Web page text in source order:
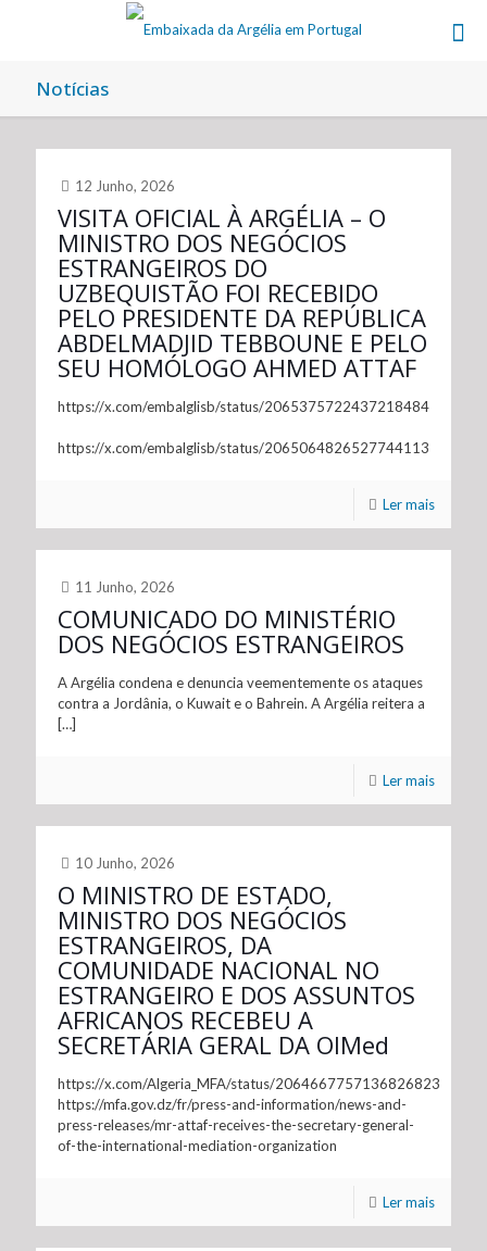
Notícias
12 Junho, 2026
VISITA OFICIAL À ARGÉLIA – O
MINISTRO DOS NEGÓCIOS
ESTRANGEIROS DO
UZBEQUISTÃO FOI RECEBIDO
PELO PRESIDENTE DA REPÚBLICA
ABDELMADJID TEBBOUNE E PELO
SEU HOMÓLOGO AHMED ATTAF
https://x.com/embalglisb/status/2065375722437218484
https://x.com/embalglisb/status/2065064826527744113
Ler mais
11 Junho, 2026
COMUNICADO DO MINISTÉRIO
DOS NEGÓCIOS ESTRANGEIROS
A Argélia condena e denuncia veementemente os ataques
contra a Jordânia, o Kuwait e o Bahrein. A Argélia reitera a
[…]
Ler mais
10 Junho, 2026
O MINISTRO DE ESTADO,
MINISTRO DOS NEGÓCIOS
ESTRANGEIROS, DA
COMUNIDADE NACIONAL NO
ESTRANGEIRO E DOS ASSUNTOS
AFRICANOS RECEBEU A
SECRETÁRIA GERAL DA OIMed
https://x.com/Algeria_MFA/status/2064667757136826823
https://mfa.gov.dz/fr/press-and-information/news-and-
press-releases/mr-attaf-receives-the-secretary-general-
of-the-international-mediation-organization
Ler mais